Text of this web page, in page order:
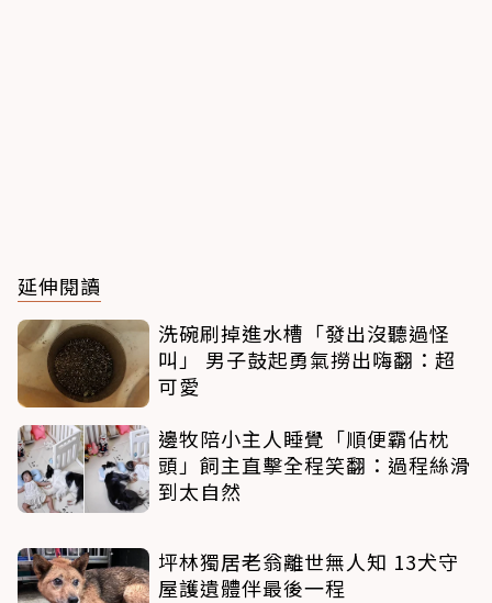
延伸閱讀
洗碗刷掉進水槽「發出沒聽過怪
叫」 男子鼓起勇氣撈出嗨翻：超
可愛
邊牧陪小主人睡覺「順便霸佔枕
頭」飼主直擊全程笑翻：過程絲滑
到太自然
坪林獨居老翁離世無人知 13犬守
屋護遺體伴最後一程